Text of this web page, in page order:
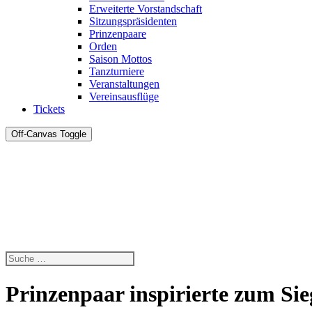
Erweiterte Vorstandschaft
Sitzungspräsidenten
Prinzenpaare
Orden
Saison Mottos
Tanzturniere
Veranstaltungen
Vereinsausflüge
Tickets
Off-Canvas Toggle
Prinzenpaar inspirierte zum